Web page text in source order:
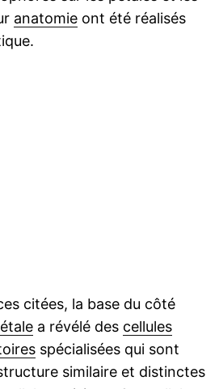
anatomieont été réalisés
citées, la base du côté
a révélé des cellules
spécialisées qui sont
similaire et distinctes